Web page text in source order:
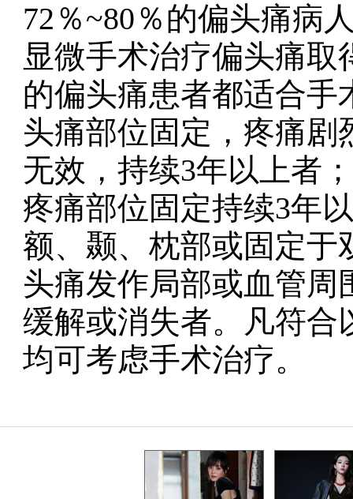
72％~80％的偏头痛病
显微手术治疗偏头痛
的偏头痛患者都适合手
头痛部位固定，疼痛
无效，持续3年以上者
疼痛部位固定持续3年
额、颞、枕部或固定于
头痛发作局部或血管
缓解或消失者。凡符合
均可考虑手术治疗。